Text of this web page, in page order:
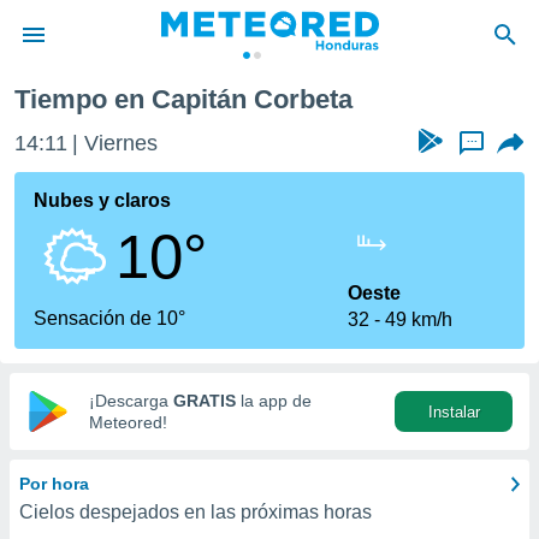
de
ha sido
calidad.
a este
las
y
digital
basada
Tiempo en Capitán Corbeta
14:11 Viernes ...
Nubes y claros
10°
Sensación de 10°
Oeste
32
49 km/h
¡Descarga GRATIS la app de
Meteored!
Instalar
Por hora
Cielos despejados en las próximas horas